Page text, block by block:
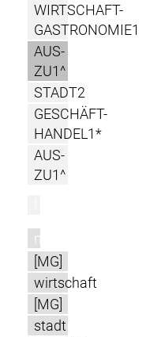
WIRTSCHAFT-
GASTRONOMIE1
AUS-
ZU1^
STADT2
GESCHÄFT-
HANDEL1*
AUS-
ZU1^
m
[MG]
wirtschaft
[MG]
stadt